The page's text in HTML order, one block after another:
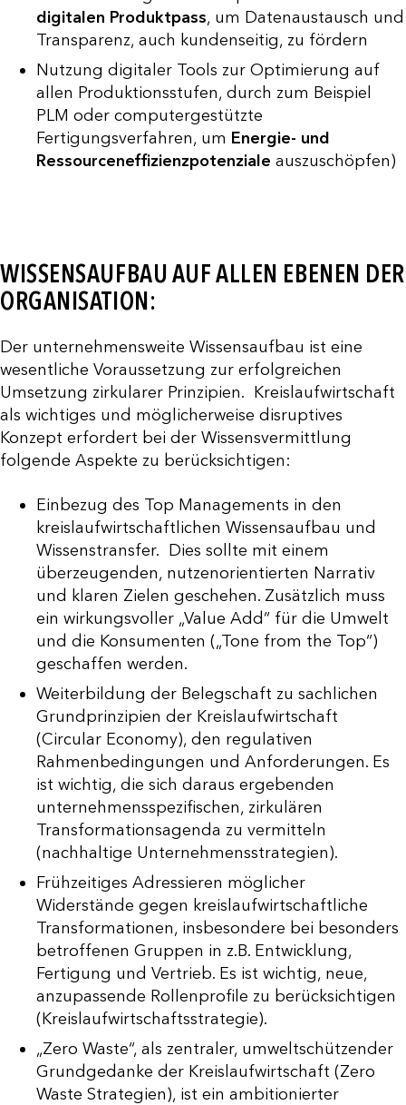
digitalen Produktpass, um Datenaustausch und
Transparenz, auch kundenseitig, zu fördern
Nutzung digitaler Tools zur Optimierung auf
allen Produktionsstufen, durch zum Beispiel
PLM oder computergestützte
Fertigungsverfahren, um Energie- und
Ressourceneffizienzpotenziale auszuschöpfen)
WISSENSAUFBAU AUF ALLEN EBENEN DER
ORGANISATION:
Der unternehmensweite Wissensaufbau ist eine
wesentliche Voraussetzung zur erfolgreichen
Umsetzung zirkularer Prinzipien. Kreislaufwirtschaft
als wichtiges und möglicherweise disruptives
Konzept erfordert bei der Wissensvermittlung
folgende Aspekte zu berücksichtigen:
Einbezug des Top Managements in den
kreislaufwirtschaftlichen Wissensaufbau und
Wissenstransfer. Dies sollte mit einem
überzeugenden, nutzenorientierten Narrativ
und klaren Zielen geschehen. Zusätzlich muss
ein wirkungsvoller „Value Add“ für die Umwelt
und die Konsumenten („Tone from the Top“)
geschaffen werden.
Weiterbildung der Belegschaft zu sachlichen
Grundprinzipien der Kreislaufwirtschaft
(Circular Economy), den regulativen
Rahmenbedingungen und Anforderungen. Es
ist wichtig, die sich daraus ergebenden
unternehmensspezifischen, zirkulären
Transformationsagenda zu vermitteln
(nachhaltige Unternehmensstrategien).
Frühzeitiges Adressieren möglicher
Widerstände gegen kreislaufwirtschaftliche
Transformationen, insbesondere bei besonders
betroffenen Gruppen in z.B. Entwicklung,
Fertigung und Vertrieb. Es ist wichtig, neue,
anzupassende Rollenprofile zu berücksichtigen
(Kreislaufwirtschaftsstrategie).
„Zero Waste“, als zentraler, umweltschützender
Grundgedanke der Kreislaufwirtschaft (Zero
Waste Strategien), ist ein ambitionierter